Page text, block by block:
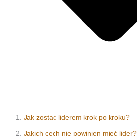
Jak zostać liderem krok po kroku?
Jakich cech nie powinien mieć lider?